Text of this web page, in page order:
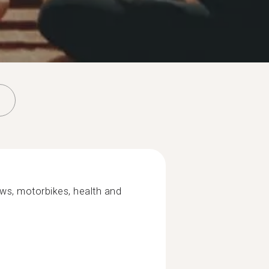
motorbikes, health and